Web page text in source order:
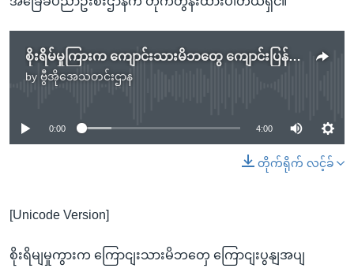
စိုးရိမ်မှုကြားက ကျောင်းသားမိဘတွေ ကျောင်းပြန်အပ်
by ဗွီအိုအေသတင်းဌာန
No media source currently available
0:00 4:00
တိုက်ရိုက် လင့်ခ်
[Unicode Version]
စိုးရိမျမှုကွားက ကြောငျးသားမိဘတှေ ကြောငျးပွနျအပျ